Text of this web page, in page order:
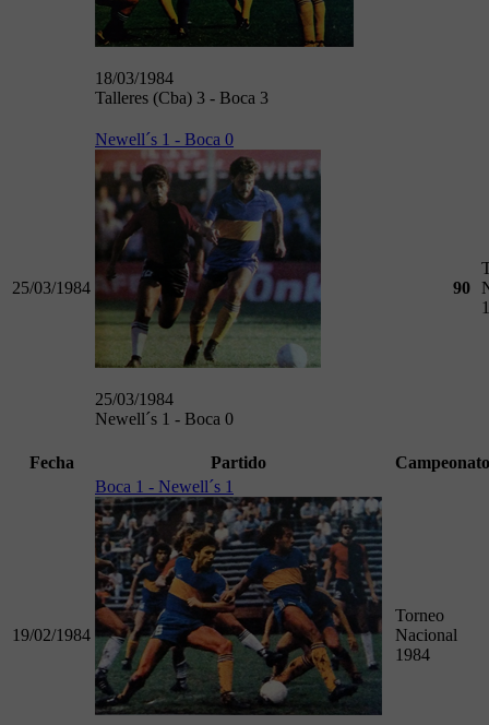
18/03/1984
Talleres (Cba) 3 - Boca 3
25/03/1984
Newell´s 1 - Boca 0
25/03/1984
Newell´s 1 - Boca 0
90
Fecha Partido Campeonato
19/02/1984
Boca 1 - Newell´s 1
Torneo
Nacional
1984